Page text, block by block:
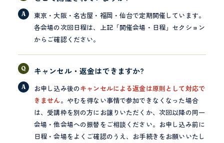
東京・大阪・名古屋・福岡・仙台で定期開催しています。
各会場の次回日程は、上記「開催会場・日程」セクション
からご確認ください。
キャンセル・返金はできますか?
お申し込み後のキャンセルによる返金は原則として対応で
きません。やむを得ない事情で参加できなくなった場合
は、受講枠を別の方にお譲りいただくか、次回以降の同一
会場・他会場への振替をご相談ください。お申し込み前に
日程・会場をよくご確認のうえ、お手続きをお願いいたし